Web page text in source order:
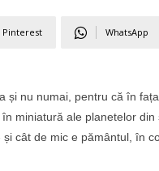
Pinterest WhatsApp
și nu numai, pentru că în
miniatură ale planetelor
cât de mic e pământul, în